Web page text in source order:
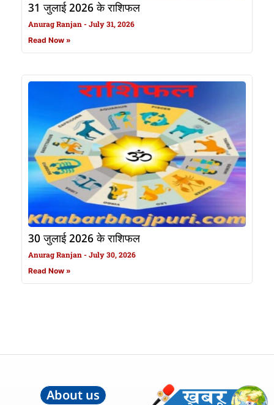
31 जुलाई 2026 के राशिफल
Anurag Ranjan July 31, 2026
Read Now »
30 जुलाई 2026 के राशिफल
Anurag Ranjan July 30, 2026
Read Now »
About us